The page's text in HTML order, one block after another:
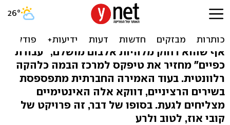
טיפקס החדש: מפספס
באמירה, קולע ברגש
אף שהוא רחוק מלהיות אלבום מושלם, "עבודת
כפיים" מחזיר את טיפקס למרכז הבמה כלהקה
רלוונטית. בעוד האמירה החברתית מתפספסת
בשירים הרציניים, דווקא אלה האינטימיים
מצליחים לגעת. בסופו של דבר, זה פרויקט של
קובי אוז, לטוב ולרע